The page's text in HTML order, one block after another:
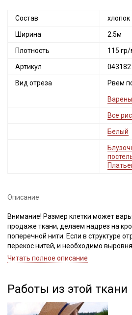
Состав хлопок
Ширина 2.5м
Плотность 115 гр/
Артикул 043182
Вид отреза Рвем
Все
Белый
Описание
Внимание! Размер клетки может
продаже ткани, делаем надрез на
поперечной нити. Если в структуре
перекос нитей, и необходимо
выполняют пропариванием. В
края браком не являются. Ширина
учитывать это при заказе.
Важно, неровности среза при
Читать полное описание
Работы из этой ткани
Мы публикуем здесь
категории
Электронная почта
Подписаться